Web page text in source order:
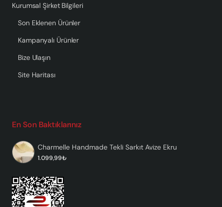
Kurumsal Şirket Bilgileri
Son Eklenen Ürünler
Kampanyalı Ürünler
Bize Ulaşın
Site Haritası
En Son Baktıklarınız
Charmelle Handmade Tekli Sarkıt Avize Ekru
1.099,99₺